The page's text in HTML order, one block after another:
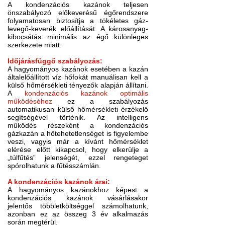
A kondenzációs kazánok teljesen
önszabályozó előkeverésű égőrendszere
folyamatosan biztosítja a tökéletes gáz-
levegő-keverék előállítását. A károsanyag-
kibocsátás minimális az égő különleges
szerkezete miatt.
Időjárásfüggő szabályozás:
A hagyományos kazánok esetében a kazán
általelőállított víz hőfokát manuálisan kell a
külső hőmérsékleti tényezők alapján állítani.
A kondenzációs kazánok optimális
működéséhezez a szabályozás
automatikusan külső hőmérsékleti érzékelő
segítségével történik. Az intelligens
működés részeként a kondenzációs
gázkazán a hőtehetetlenséget is figyelembe
veszi, vagyis már a kívánt hőmérséklet
elérése előtt kikapcsol, hogy elkerülje a
„túlfűtés” jelenségét, ezzel rengeteget
spórolhatunk a fűtésszámlán.
A kondenzációs kazánok árai:
A hagyományos kazánokhoz képest a
kondenzációs kazánok vásárlásakor
jelentős többletköltséggel számolhatunk,
azonban ez az összeg 3 év alkalmazás
során megtérül.